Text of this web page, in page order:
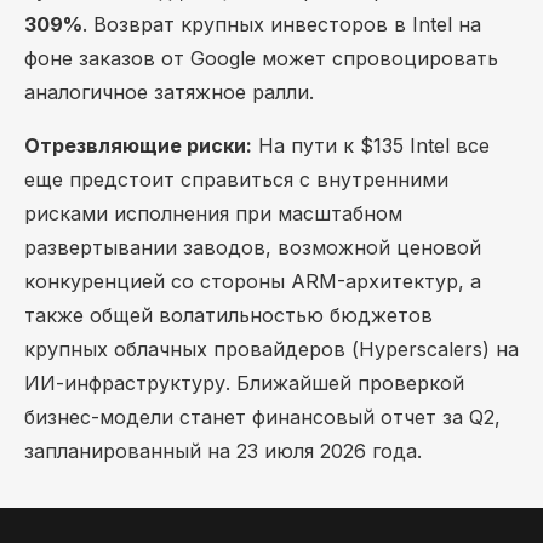
309%. Возврат крупных инвесторов в Intel на
фоне заказов от Google может спровоцировать
аналогичное затяжное ралли.
Отрезвляющие риски: На пути к $135 Intel все
еще предстоит справиться с внутренними
рисками исполнения при масштабном
развертывании заводов, возможной ценовой
конкуренцией со стороны ARM-архитектур, а
также общей волатильностью бюджетов
крупных облачных провайдеров (Hyperscalers) на
ИИ-инфраструктуру. Ближайшей проверкой
бизнес-модели станет финансовый отчет за Q2,
запланированный на 23 июля 2026 года.